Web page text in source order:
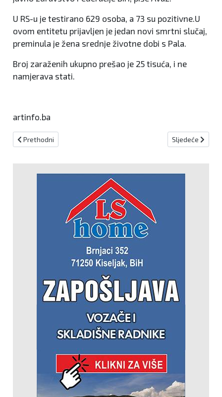
U RS-u je testirano 629 osoba, a 73 su pozitivne.U
ovom entitetu prijavljen je jedan novi smrtni slučaj,
preminula je žena srednje životne dobi s Pala.
Broj zaraženih ukupno prešao je 25 tisuća, i ne
namjerava stati.
artinfo.ba
Prethodni članak: U tijeku radovi na asfaltiranju "Kvasinove
Prethodni Sljedeći
Sljedeće